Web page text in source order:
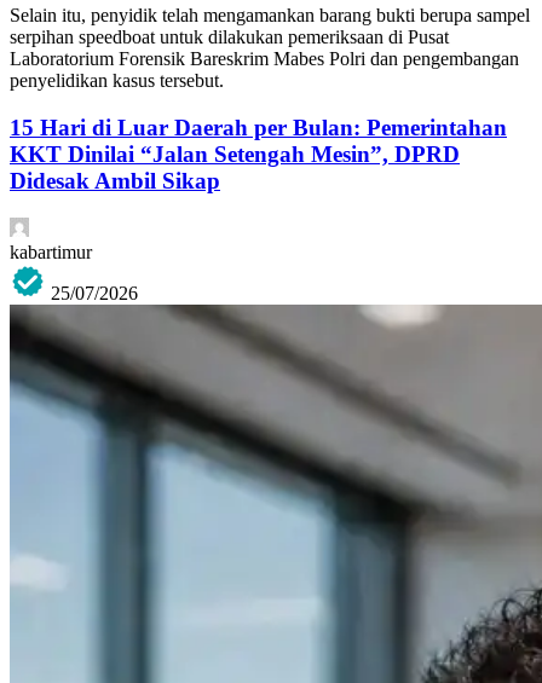
Selain itu, penyidik telah mengamankan barang bukti berupa sampel
serpihan speedboat untuk dilakukan pemeriksaan di Pusat
Laboratorium Forensik Bareskrim Mabes Polri dan pengembangan
penyelidikan kasus tersebut.
15 Hari di Luar Daerah per Bulan: Pemerintahan
KKT Dinilai “Jalan Setengah Mesin”, DPRD
Didesak Ambil Sikap
kabartimur
25/07/2026